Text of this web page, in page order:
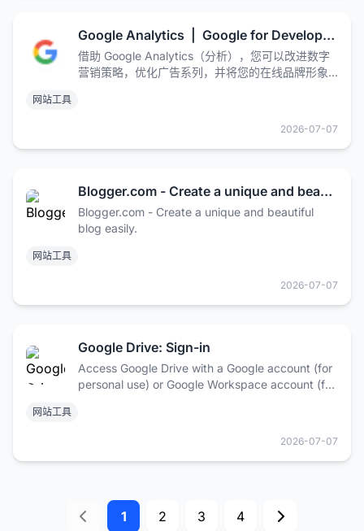
Google Analytics | Google for Developers
借助 Google Analytics（分析），您可以改进数字
营销策略，优化广告系列，并将您的在线品牌形象
网站工具
2026-07-07
Blogger.com - Create a unique and beautiful blog easily.
Blogger.com - Create a unique and beautiful
blog easily.
网站工具
2026-07-07
Google Drive: Sign-in
Access Google Drive with a Google account (for
personal use) or Google Workspace account (for
网站工具
2026-07-07
1 2 3 4